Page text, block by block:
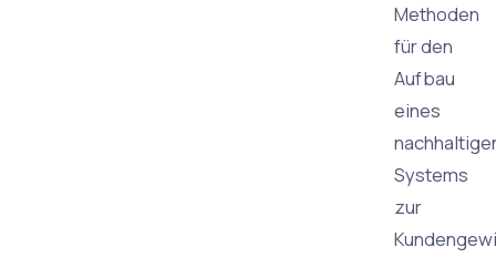
Methoden
für den
Aufbau
eines
Systems
zur